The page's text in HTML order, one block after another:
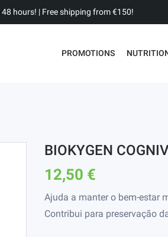
48 hours! | Free shipping from €150!
PROMOTIONS
BIOKYGEN
12,50 €
Ajuda a manter o bem-estar
Contribui para preservação